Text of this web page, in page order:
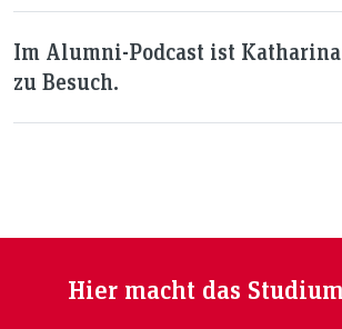
Im Alumni-Podcast ist
zu Besuch.
Hier macht das